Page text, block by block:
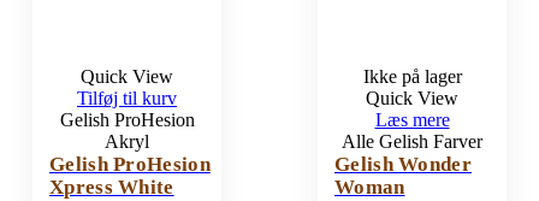
Quick View
Tilføj til kurv
Gelish ProHesion
Akryl
Gelish ProHesion
Xpress White
Ikke på lager
Quick View
Læs mere
Alle Gelish Farver
Gelish Wonder
Woman